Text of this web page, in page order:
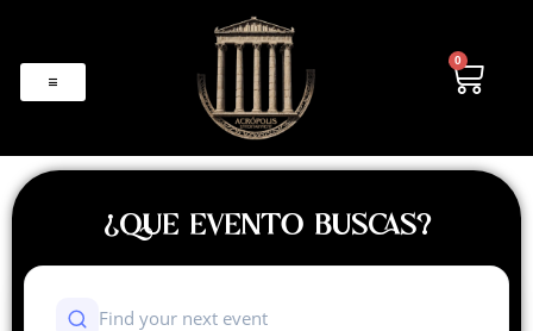
0
¿QUE EVENTO BUSCAS?